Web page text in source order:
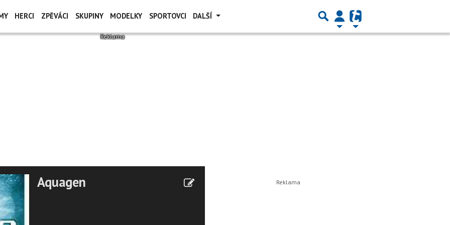
HERCI ZPĚVÁCI SKUPINY MODELKY SPORTOVCI DALŠÍ
Aquagen